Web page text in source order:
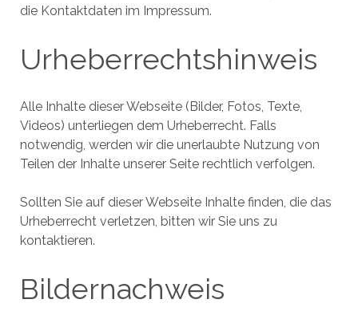
die Kontaktdaten im Impressum.
Urheberrechtshinweis
Alle Inhalte dieser Webseite (Bilder, Fotos, Texte,
Videos) unterliegen dem Urheberrecht. Falls
notwendig, werden wir die unerlaubte Nutzung von
Teilen der Inhalte unserer Seite rechtlich verfolgen.
Sollten Sie auf dieser Webseite Inhalte finden, die das
Urheberrecht verletzen, bitten wir Sie uns zu
kontaktieren.
Bildernachweis